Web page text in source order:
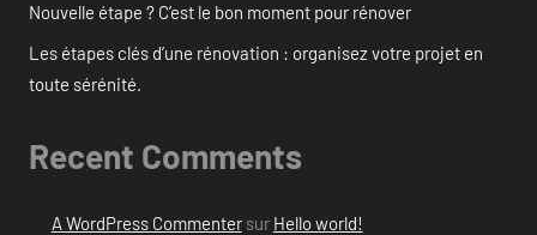
Nouvelle étape ? C’est le bon moment pour rénover
Les étapes clés d’une rénovation : organisez votre projet en
toute sérénité.
Recent Comments
A WordPress Commentersur Hello world!